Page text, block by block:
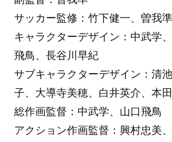
サッカー監修：竹下健一、曽我
キャラクターデザイン：中武学
飛鳥、長谷川早紀
サブキャラクターデザイン：清
子、大導寺美穂、白井英介、本
総作画監督：中武学、山口飛鳥
アクション作画監督：興村忠美